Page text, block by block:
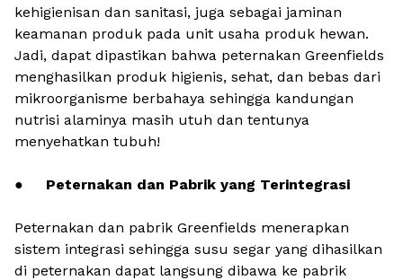
kehigienisan dan sanitasi, juga sebagai jaminan
keamanan produk pada unit usaha produk hewan.
Jadi, dapat dipastikan bahwa peternakan Greenfields
menghasilkan produk higienis, sehat, dan bebas dari
mikroorganisme berbahaya sehingga kandungan
nutrisi alaminya masih utuh dan tentunya
menyehatkan tubuh!
● Peternakan dan Pabrik yang Terintegrasi
Peternakan dan pabrik Greenfields menerapkan
sistem integrasi sehingga susu segar yang dihasilkan
di peternakan dapat langsung dibawa ke pabrik